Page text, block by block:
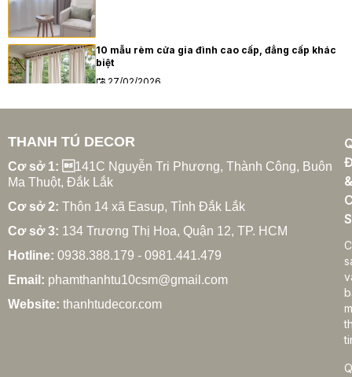
10 mẫu rèm cửa gia đình cao cấp, đẳng cấp khác
biệt
27/02/2026
Xu hướng rèm cửa gia đình hiện đại năm 2025
27/02/2026
Cách chọn rèm cửa gia đình hợp phong thủy
27/02/2026
THANH TÚ DECOR
Cơ sở 1: 141C Nguyễn Tri Phương, Thành Công, Buôn
Ma Thuột, Đắk Lắk
Cơ sở 2: Thôn 14 xã Easup, Tỉnh Đắk Lắk
Cơ sở 3: 134 Trương Thị Hoa, Quận 12, TP. HCM
Hotline: 0938.388.179 - 0981.441.479
Email: phamthanhtu10csm@gmail.com
Website: thanhtudecor.com
&